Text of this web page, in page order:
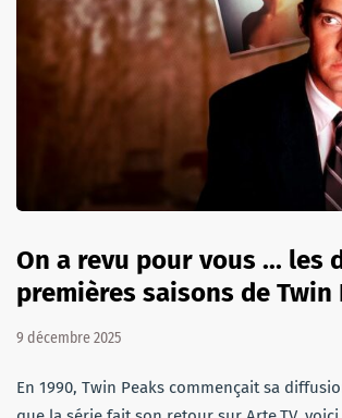
On a revu pour vous ... les
premières saisons de Twin
9 décembre 2025
En 1990, Twin Peaks commençait sa